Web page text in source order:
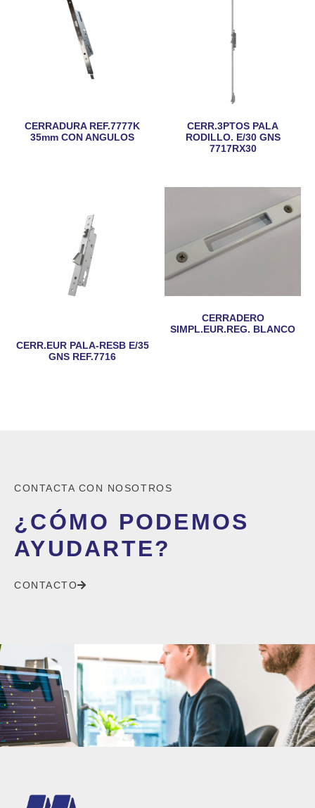
CERRADURA REF.7777K
35mm CON ANGULOS
CERR.3PTOS PALA
RODILLO. E/30 GNS
7717RX30
CERR.EUR PALA-RESB E/35
GNS REF.7716
CERRADERO
SIMPL.EUR.REG. BLANCO
CONTACTA CON NOSOTROS
¿CÓMO PODEMOS
AYUDARTE?
CONTACTO